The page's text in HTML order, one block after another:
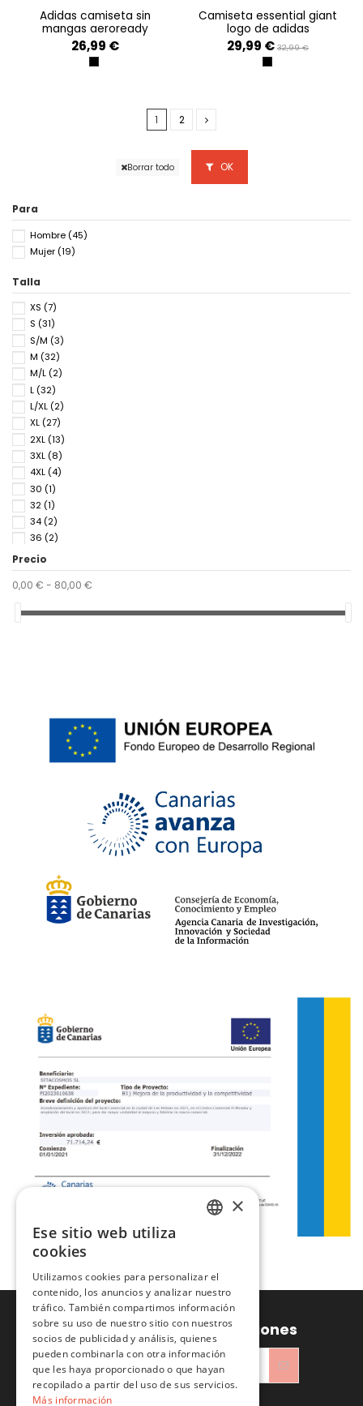
adidas camiseta sin
mangas aeroready
26,99 €
NEGRO
camiseta essential giant
logo de adidas
29,99 € 32,99 €
NEGRO
1 2
Borrar todo OK
Para
Hombre (45)
Mujer (19)
Talla
XS (7)
S (31)
S/M (3)
M (32)
M/L (2)
L (32)
L/XL (2)
XL (27)
2XL (13)
3XL (8)
4XL (4)
30 (1)
32 (1)
34 (2)
36 (2)
38(2)
40(1)
42 (1)
(7)
M-7(1)
(1)
XL-7(1)
Precio
0,00 € - 80,00 €
Recibe ofertas y promociones
He leído y acepto la
×
Ese sitio web utiliza
cookies
Utilizamos cookies para personalizar el
contenido, los anuncios y analizar nuestro
tráfico. También compartimos información
sobre su uso de nuestro sitio con nuestros
socios de publicidad y análisis, quienes
pueden combinarla con otra información
que les haya proporcionado o que hayan
recopilado a partir del uso de sus servicios.
Más información